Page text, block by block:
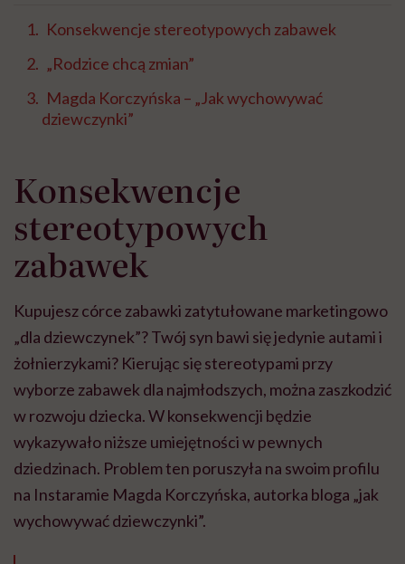
Konsekwencje stereotypowych zabawek
„Rodzice chcą zmian”
Magda Korczyńska – „Jak wychowywać
dziewczynki”
Konsekwencje
stereotypowych
zabawek
Kupujesz córce zabawki zatytułowane marketingowo
„dla dziewczynek”? Twój syn bawi się jedynie autami i
żołnierzykami? Kierując się stereotypami przy
wyborze zabawek dla najmłodszych, można zaszkodzić
w rozwoju dziecka. W konsekwencji będzie
wykazywało niższe umiejętności w pewnych
dziedzinach. Problem ten poruszyła na swoim profilu
na Instaramie Magda Korczyńska, autorka bloga „jak
wychowywać dziewczynki”.